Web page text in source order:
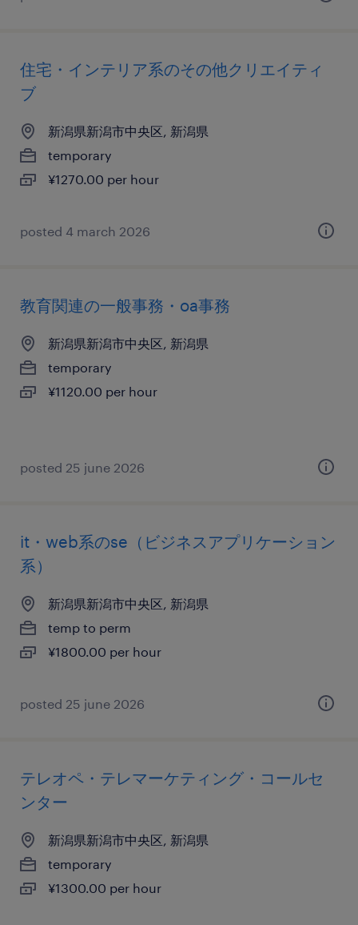
住宅・インテリア系のその他クリエイティ
ブ
新潟県新潟市中央区, 新潟県
temporary
¥1270.00 per hour
posted 4 march 2026
教育関連の一般事務・oa事務
新潟県新潟市中央区, 新潟県
temporary
¥1120.00 per hour
posted 25 june 2026
it・web系のse（ビジネスアプリケーション
系）
新潟県新潟市中央区, 新潟県
temp to perm
¥1800.00 per hour
posted 25 june 2026
テレオペ・テレマーケティング・コールセ
ンター
新潟県新潟市中央区, 新潟県
temporary
¥1300.00 per hour